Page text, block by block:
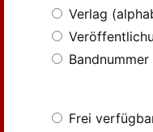
Verlag
Bandnummer
Frei